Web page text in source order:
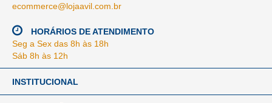
ecommerce@lojaavil.com.br
HORÁRIOS DE ATENDIMENTO
Seg a Sex das 8h às 18h
Sáb 8h às 12h
INSTITUCIONAL